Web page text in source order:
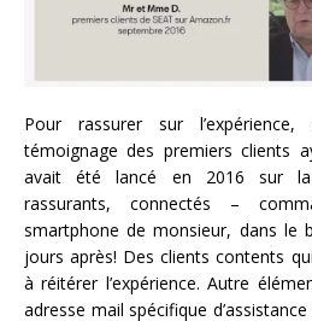
Pour rassurer sur
témoignage des premiers clients
avait été lancé en 2016 sur la
rassurants, connectés –
smartphone de monsieur, dans le
jours après! Des clients contents
à réitérer l’expérience. Autre
adresse mail spécifique